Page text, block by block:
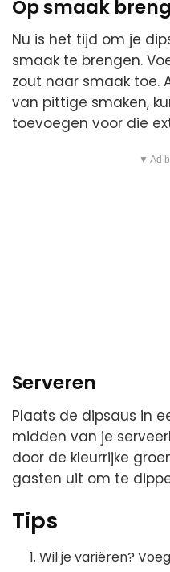
Op smaak
Nu is het tijd om je
smaak te brengen.
zout naar smaak toe.
van pittige smaken,
toevoegen voor die
▼ Ad
Serveren
Plaats de dipsaus in
midden van je
door de kleurrijke
gasten uit om te
Tips
Wil je variëren?